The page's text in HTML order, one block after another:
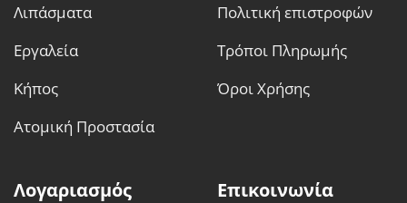
Λιπάσματα
Εργαλεία
Κήπος
Ατομική Προστασία
Πολιτική επιστροφών
Τρόποι Πληρωμής
Όροι Χρήσης
Λογαριασμός Επικοινωνία